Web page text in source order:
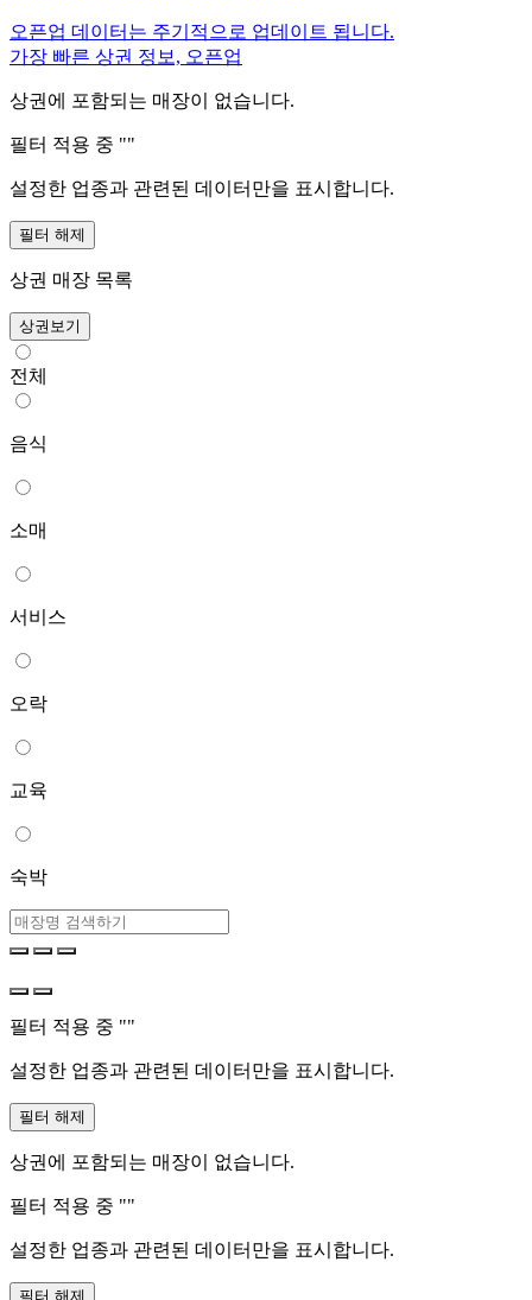
오픈업 데이터는 주기적으로 업데이트 됩니다.
가장 빠른 상권 정보, 오픈업
상권에 포함되는 매장이 없습니다.
필터 적용 중 ""
설정한 업종과 관련된 데이터만을 표시합니다.
필터 해제
상권 매장 목록
상권보기
전체
음식
소매
서비스
오락
교육
숙박
필터 적용 중 ""
설정한 업종과 관련된 데이터만을 표시합니다.
필터 해제
상권에 포함되는 매장이 없습니다.
필터 적용 중 ""
설정한 업종과 관련된 데이터만을 표시합니다.
필터 해제